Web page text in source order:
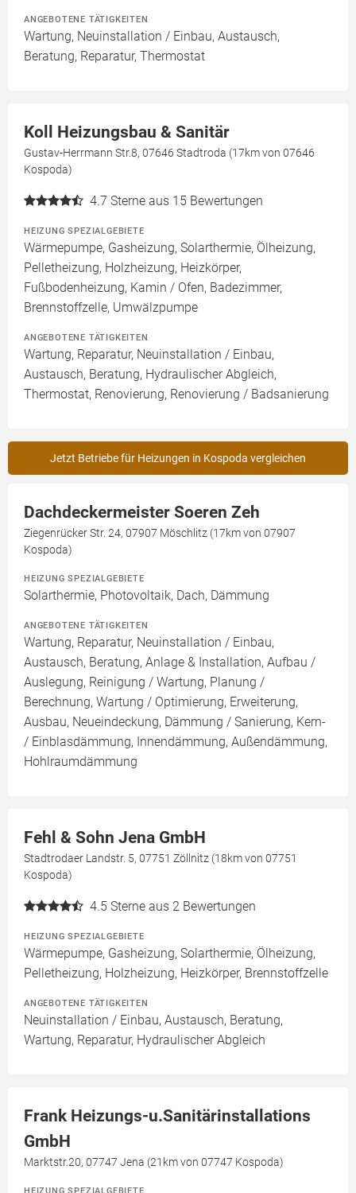
ANGEBOTENE TÄTIGKEITEN
Wartung, Neuinstallation / Einbau, Austausch,
Beratung, Reparatur, Thermostat
Koll Heizungsbau & Sanitär
Gustav-Herrmann Str.8, 07646 Stadtroda (17km von 07646
Kospoda)
4.7 Sterne aus 15 Bewertungen
HEIZUNG SPEZIALGEBIETE
Wärmepumpe, Gasheizung, Solarthermie, Ölheizung,
Pelletheizung, Holzheizung, Heizkörper,
Fußbodenheizung, Kamin / Ofen, Badezimmer,
Brennstoffzelle, Umwälzpumpe
ANGEBOTENE TÄTIGKEITEN
Wartung, Reparatur, Neuinstallation / Einbau,
Austausch, Beratung, Hydraulischer Abgleich,
Thermostat, Renovierung, Renovierung / Badsanierung
Jetzt Betriebe für Heizungen in Kospoda vergleichen
Dachdeckermeister Soeren Zeh
Ziegenrücker Str. 24, 07907 Möschlitz (17km von 07907
Kospoda)
HEIZUNG SPEZIALGEBIETE
Solarthermie, Photovoltaik, Dach, Dämmung
ANGEBOTENE TÄTIGKEITEN
Wartung, Reparatur, Neuinstallation / Einbau,
Austausch, Beratung, Anlage & Installation, Aufbau /
Auslegung, Reinigung / Wartung, Planung /
Berechnung, Wartung / Optimierung, Erweiterung,
Ausbau, Neueindeckung, Dämmung / Sanierung, Kern-
/ Einblasdämmung, Innendämmung, Außendämmung,
Hohlraumdämmung
Fehl & Sohn Jena GmbH
Stadtrodaer Landstr. 5, 07751 Zöllnitz (18km von 07751
Kospoda)
4.5 Sterne aus 2 Bewertungen
HEIZUNG SPEZIALGEBIETE
Wärmepumpe, Gasheizung, Solarthermie, Ölheizung,
Pelletheizung, Holzheizung, Heizkörper, Brennstoffzelle
ANGEBOTENE TÄTIGKEITEN
Neuinstallation / Einbau, Austausch, Beratung,
Wartung, Reparatur, Hydraulischer Abgleich
Frank Heizungs-u.Sanitärinstallations
GmbH
Marktstr.20, 07747 Jena (21km von 07747 Kospoda)
HEIZUNG SPEZIALGEBIETE